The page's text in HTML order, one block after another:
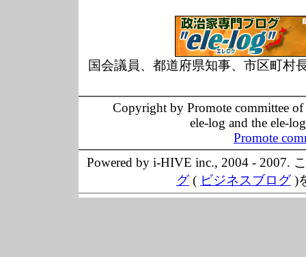
国会議員、都道府県知事、市区町村
Copyright by Promote committee
ele-log and the ele-
Promote
Powered by i-HIVE inc., 2004 - 2007.
グ( ビジネスブログ)